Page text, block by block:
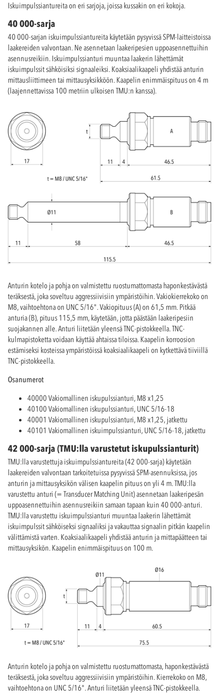
Iskuimpulssiantureita on eri sarjoja, joissa kussakin on eri kokoja.
40 000-sarja
40 000-sarjan iskuimpulssiantureita käytetään pysyvissä SPM-laitteistoissa
laakereiden valvontaan. Ne asennetaan laakeripesien uppoasennettuihin
asennusreikiin. Iskuimpulssianturi muuntaa laakerin lähettämät
iskuimpulssit sähköisiksi signaaleiksi. Koaksiaalikaapeli yhdistää anturin
mittausliittimeen tai mittausyksikköön. Kaapelin enimmäispituus on 4 m
(laajennettavissa 100 metriin ulkoisen TMU:n kanssa).
Anturin kotelo ja pohja on valmistettu ruostumattomasta haponkestävästä
teräksestä, joka soveltuu aggressiivisiin ympäristöihin. Vakiokierrekoko on
M8, vaihtoehtona on UNC 5/16". Vakiopituus (A) on 61,5 mm. Pitkää
anturia (B), pituus 115,5 mm, käytetään, jotta päästään laakeripesiin
suojakannen alle. Anturi liitetään yleensä TNC-pistokkeella. TNC-
kulmapistoketta voidaan käyttää ahtaissa tiloissa. Kaapelin korroosion
estämiseksi kosteissa ympäristöissä koaksiaalikaapeli on kytkettävä tiiviillä
TNC-pistokkeella.
Osanumerot
40000 Vakiomallinen iskupulssianturi, M8 x1,25
40100 Vakiomallinen iskupulssianturi, UNC 5/16-18
40001 Vakiomallinen iskupulssianturi, M8 x1,25, jatkettu
40101 Vakiomallinen iskuimpulssianturi, UNC 5/16-18, jatkettu
42 000-sarja (TMU:lla varustetut iskupulssianturit)
TMU:lla varustettuja iskuimpulssiantureita (42 000-sarja) käytetään
laakereiden valvontaan tarkoitetuissa pysyvissä SPM-asennuksissa, jos
anturin ja mittausyksikön välisen kaapelin pituus on yli 4 m. TMU:lla
varustettu anturi (= Transducer Matching Unit) asennetaan laakeripesän
uppoasennettuihin asennusreikiin samaan tapaan kuin 40 000-anturi.
TMU:lla varustettu iskuimpulssianturi muuntaa laakerin lähettämät
iskuimpulssit sähköiseksi signaaliksi ja vakauttaa signaalin pitkän kaapelin
välittämistä varten. Koaksiaalikaapeli yhdistää anturin ja mittapäätteen tai
mittausyksikön. Kaapelin enimmäispituus on 100 m.
Anturin kotelo ja pohja on valmistettu ruostumattomasta, haponkestävästä
teräksestä, joka soveltuu aggressiivisiin ympäristöihin. Kierrekoko on M8,
vaihtoehtona on UNC 5/16". Anturi liitetään yleensä TNC-pistokkeella.